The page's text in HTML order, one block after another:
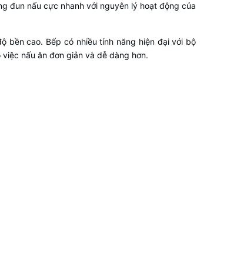
đun nấu cực nhanh với nguyên lý hoạt động của
bền cao. Bếp có nhiều tính năng hiện đại với bộ
nấu ăn đơn giản và dễ dàng hơn.